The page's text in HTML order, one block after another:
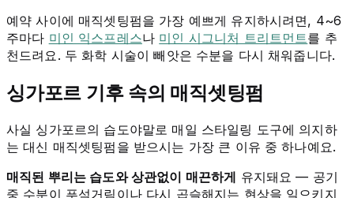
예약 사이에 매직셋팅펌을 가장 예쁘게 유지하시려면, 4~6
주마다 미인 익스프레스나 미인 시그니처 트리트먼트를 추
천드려요. 두 화학 시술이 빼앗은 수분을 다시 채워줍니다.
싱가포르 기후 속의 매직셋팅펌
사실 싱가포르의 습도야말로 매일 스타일링 도구에 의지하
는 대신 매직셋팅펌을 받으시는 가장 큰 이유 중 하나예요.
매직된 뿌리는 습도와 상관없이 매끈하게 유지돼요 — 공기
중 수분이 푸석거림이나 다시 곱슬해지는 현상을 일으키지